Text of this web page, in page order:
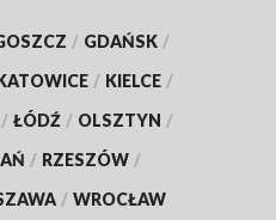
/ GDAŃSK /
/ KIELCE /
/ ŁÓDŹ / OLSZTYN /
/ RZESZÓW /
/ WROCŁAW